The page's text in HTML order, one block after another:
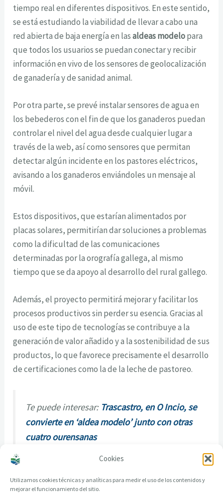
Cookies
Utilizamos cookies técnicas y analíticas para medir el uso de los contenidos y
mejorar el funcionamiento del sitio.
tiempo real en diferentes dispositivos. En este sentido,
se está estudiando la viabilidad de llevar a cabo una
red abierta de baja energía en lasaldeas modelopara
que todos los usuarios se puedan conectar y recibir
información en vivo de los sensores de geolocalización
de ganadería y de sanidad animal.
Por otra parte, se prevé instalar sensores de agua en
los bebederos con el fin de que los ganaderos puedan
controlar el nivel del agua desde cualquier lugar a
través de la web, así como sensores que permitan
detectar algún incidente en los pastores eléctricos,
avisando a los ganaderos enviándoles un mensaje al
móvil.
Estos dispositivos, que estarían alimentados por
placas solares, permitirían dar soluciones a problemas
como la dificultad de las comunicaciones
determinadas por la orografía gallega, al mismo
tiempo que se da apoyo al desarrollo del rural gallego.
Además, el proyecto permitirá mejorar y facilitar los
procesos productivos sin perder su esencia. Gracias al
uso de este tipo de tecnologías se contribuye a la
generación de valor añadido y a la sostenibilidad de sus
productos, lo que favorece precisamente el desarrollo
de certificaciones como la de la leche de pastoreo.
Te puede interesar: Trascastro, en O Incio, se
convierte en ‘aldea modelo’ junto con otras
cuatro ourensanas